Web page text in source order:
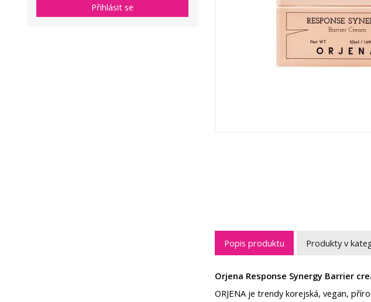
Přihlásit se
Popis produktu Produkty v
Orjena Response Synergy Barrier
ORJENA je trendy korejská, vegan,